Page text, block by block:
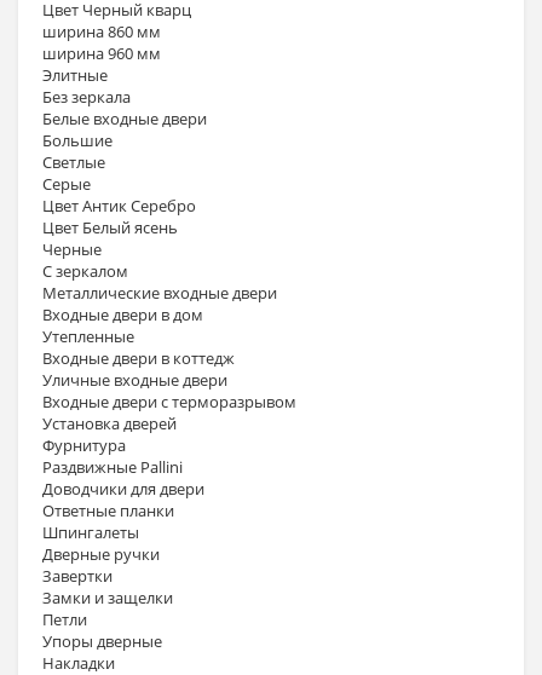
Цвет Черный кварц
ширина 860 мм
ширина 960 мм
Элитные
Без зеркала
Белые входные двери
Большие
Светлые
Серые
Цвет Антик Серебро
Цвет Белый ясень
Черные
С зеркалом
Металлические входные двери
Входные двери в дом
Утепленные
Входные двери в коттедж
Уличные входные двери
Входные двери с терморазрывом
Установка дверей
Фурнитура
Раздвижные Pallini
Доводчики для двери
Ответные планки
Шпингалеты
Дверные ручки
Завертки
Замки и защелки
Петли
Упоры дверные
Накладки